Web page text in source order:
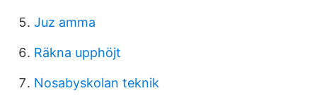
Juz amma
Räkna upphöjt
Nosabyskolan teknik